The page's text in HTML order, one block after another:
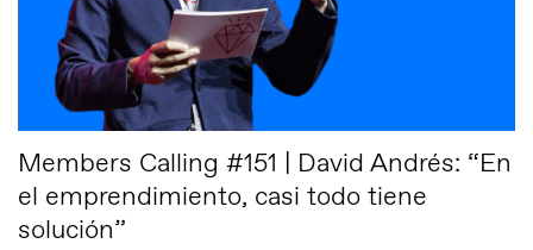
Members Calling #151 | David Andrés: “En
el emprendimiento, casi todo tiene
solución”